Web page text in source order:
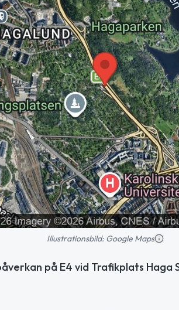
Illustrationsbild: Google Maps
på E4 vid Trafikplats Haga